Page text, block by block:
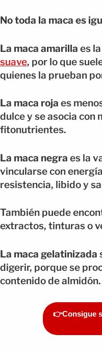
No toda la maca es
La maca amarilla es
suave, por lo que
quienes la prueban
La maca roja es
dulce y se asocia con
fitonutrientes.
La maca negra es la
vincularse con
resistencia, libido y
También puede
extractos, tinturas o
La maca gelatinizada
digerir, porque se
contenido de almidón.
👉Consigue